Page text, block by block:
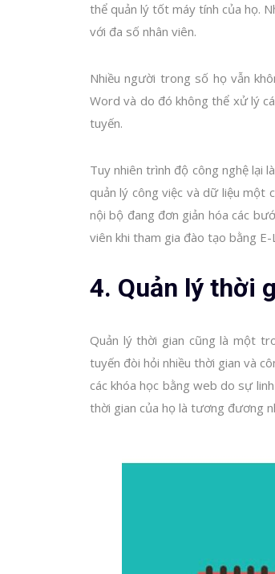
thể quản lý tốt máy tính của họ.
với đa số nhân viên.
Nhiều người trong số họ vẫn
Word và do đó không thể xử lý
tuyến.
Tuy nhiên trình độ công nghệ lại
quản lý công việc và dữ liệu một
nội bộ đang đơn giản hóa các
viên khi tham gia đào tạo bằng E-
4. Quản lý thời
Quản lý thời gian cũng là một
tuyến đòi hỏi nhiều thời gian và
các khóa học bằng web do sự
thời gian của họ là tương đương